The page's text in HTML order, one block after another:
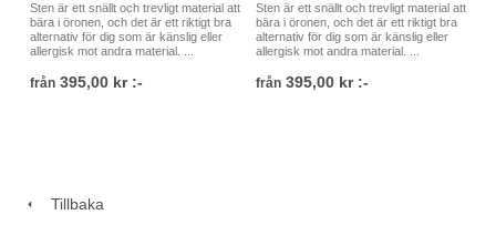
Sten är ett snällt och trevligt material att
bära i öronen, och det är ett riktigt bra
alternativ för dig som är känslig eller
allergisk mot andra material. ...
från 395,00 kr :-
Sten är ett snällt och trevligt material att
bära i öronen, och det är ett riktigt bra
alternativ för dig som är känslig eller
allergisk mot andra material. ...
från 395,00 kr :-
Tillbaka